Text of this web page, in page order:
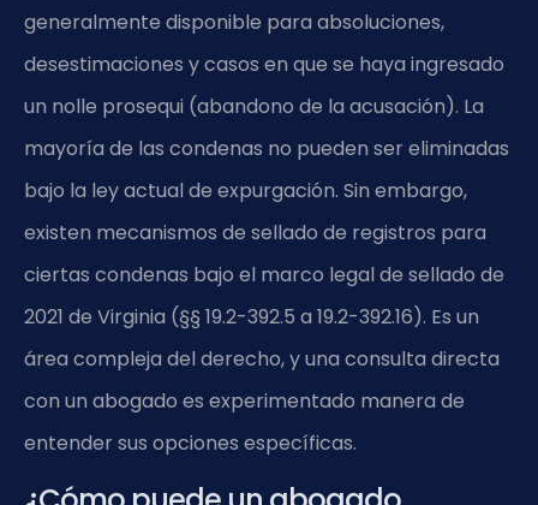
generalmente disponible para absoluciones,
desestimaciones y casos en que se haya ingresado
un nolle prosequi (abandono de la acusación). La
mayoría de las condenas no pueden ser eliminadas
bajo la ley actual de expurgación. Sin embargo,
existen mecanismos de sellado de registros para
ciertas condenas bajo el marco legal de sellado de
2021 de Virginia (§§ 19.2-392.5 a 19.2-392.16). Es un
área compleja del derecho, y una consulta directa
con un abogado es experimentado manera de
entender sus opciones específicas.